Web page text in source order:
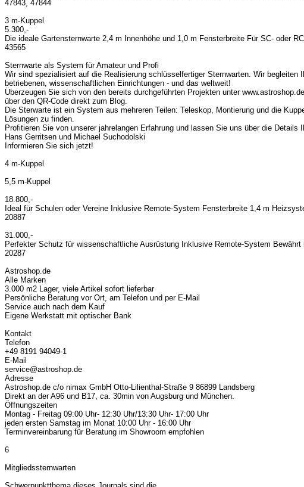
47843, 47844
3 m-Kuppel
5.300,-
Die ideale Gartensternwarte 2,4 m Innenhöhe und 1,0 m Fensterbreite Für SC- oder
43565
Sternwarte als System für Amateur und Profi
Wir sind spezialisiert auf die Realisierung schlüsselfertiger Sternwarten. Wir
betriebenen, wissenschaftlichen Einrichtungen - und das weltweit!
Überzeugen Sie sich von den bereits durchgeführten Projekten unter
über den QR-Code direkt zum Blog.
Die Sterwarte ist ein System aus mehreren Teilen: Teleskop, Montierung und die
Lösungen zu finden.
Profitieren Sie von unserer jahrelangen Erfahrung und lassen Sie uns über die Details
Hans Gerritsen und Michael Suchodolski
Informieren Sie sich jetzt!
4 m-Kuppel
5,5 m-Kuppel
18.800,-
Ideal für Schulen oder Vereine Inklusive Remote-System Fensterbreite 1,4 m
20887
31.000,-
Perfekter Schutz für wissenschaftliche Ausrüstung Inklusive Remote-System
20287
Astroshop.de
Alle Marken
3.000 m2 Lager, viele Artikel sofort lieferbar
Persönliche Beratung vor Ort, am Telefon und per E-Mail
Service auch nach dem Kauf
Eigene Werkstatt mit optischer Bank
Kontakt
Telefon
+49 8191 94049-1
E-Mail
service@astroshop.de
Adresse
Astroshop.de c/o nimax GmbH Otto-Lilienthal-Straße 9 86899 Landsberg
Direkt an der A96 und B17, ca. 30min von Augsburg und München.
Öffnungszeiten
Montag - Freitag 09:00 Uhr- 12:30 Uhr/13:30 Uhr- 17:00 Uhr
jeden ersten Samstag im Monat 10:00 Uhr - 16:00 Uhr
Terminvereinbarung für Beratung im Showroom empfohlen
6
Mitgliedssternwarten